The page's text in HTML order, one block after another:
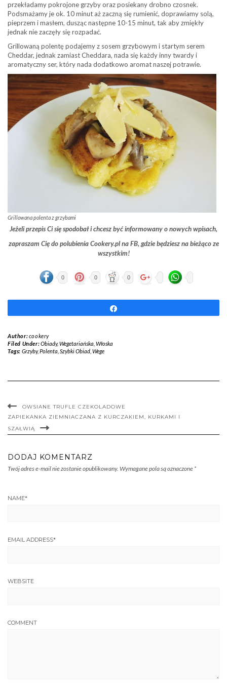
przekładamy pokrojone grzyby oraz posiekany drobno czosnek.
Podsmażamy je ok. 10 minut aż zaczną się rumienić, doprawiamy solą,
pieprzem i masłem, dusząc następne 10-15 minut, tak aby zmiękły
jednak nie zaczęły się rozpadać.
Grillowaną polentę podajemy z sosem grzybowym i startym serem
Cheddar, jednak zamiast Cheddara, nada się każdy inny twardy i
aromatyczny ser, który nada dodatkowo aromat naszej potrawie.
Grillowana polenta z grzybami
Jeżeli przepis Ci się spodobał i chcesz być informowany o nowych wpisach,
zapraszam Cię do polubienia Cookery.pl na FB,gdzie będziesz na bieżąco ze
wszystkim!
0 0 0
Author:cookery
Filed Under:Obiady,Wegetariańska Włoska
Tags: Grzyby,Polenta Szybki Obiad, Wege
OWSIANE TRUFLE CZEKOLADOWE
ZAPIEKANKA ZIEMNIACZANA Z KURCZAKIEM, KURKAMI I
SZAŁWIĄ
DODAJ KOMENTARZ
Twój adres e-mail nie zostanie opublikowany. Wymagane pola są oznaczone *
NAME*
EMAIL ADDRESS*
WEBSITE
COMMENT